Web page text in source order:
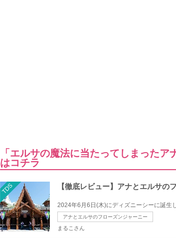
「エルサの魔法に当たってしまった
はコチラ
TDS 【徹底レビュー】アナとエルサ
2024年6月6日(木)にディズニーシーに誕生
アナとエルサのフローズンジャーニー
まるこさん